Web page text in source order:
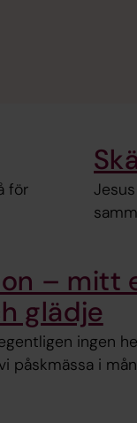
för
– mitt
glädje
ingen
påskmässa i